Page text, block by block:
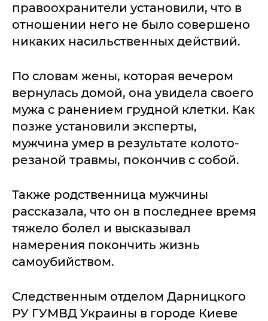
правоохранители установили, что в
отношении него не было совершено
никаких насильственных действий.
По словам жены, которая вечером
вернулась домой, она увидела своего
мужа с ранением грудной клетки. Как
позже установили эксперты,
мужчина умер в результате колото-
резаной травмы, покончив с собой.
Также родственница мужчины
рассказала, что он в последнее время
тяжело болел и высказывал
намерения покончить жизнь
самоубийством.
Следственным отделом Дарницкого
РУ ГУМВД Украины в городе Киеве